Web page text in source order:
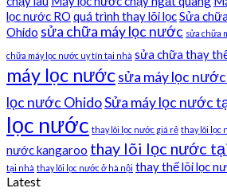
lọc nước RO quá trình thay lõi lọcSửa
Ohido sửa chữa máy lọc nước sửa chữa
chữa máy lọc nước uy tín tại nhà sửa chữa thay
máy lọc nướcsửa máy lọc
lọc nước OhidoSửa máy lọc nước
lọc nước thay lõi lọc nước giá rẻ thay lõi lọc
nước kangaroo thay lõi lọc nước
tại nhà thay lõi lọc nước ở hà nội thay thế lõi lọc
Latest